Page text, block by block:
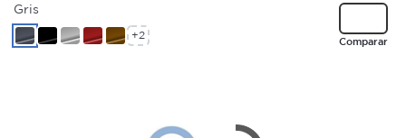
Comparar
Gris
+2